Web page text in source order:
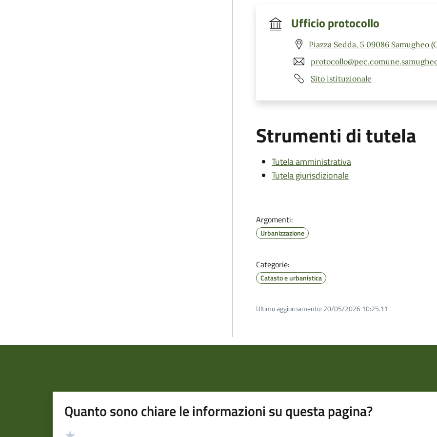
Ufficio protocollo
Piazza Sedda, 5 09086 Samugheo
Sito istituzionale
Strumenti di tutela
Tutela amministrativa
Tutela giurisdizionale
Argomenti:
Urbanizzazione
Categorie:
Catasto e urbanistica
Ultimo aggiornamento: 20/05/2026 10:25.11
Quanto sono chiare le informazioni su questa pagina?
Valutazione